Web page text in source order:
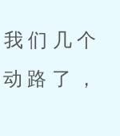
们几个
路了，